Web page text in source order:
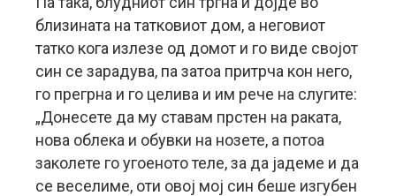
близината на татковиот дом, а неговиот
татко кога излезе од домот и го виде својот
син се зарадува, па затоа притрча кон него,
го прегрна и го целива и им рече на слугите:
„Донесете да му ставам прстен на раката,
нова облека и обувки на нозете, а потоа
заколете го угоеното теле, за да јадеме и да
се веселиме, оти овој мој син беше изгубен